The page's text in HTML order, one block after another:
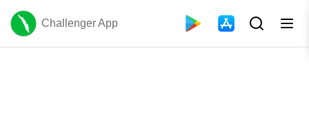
Challenger App